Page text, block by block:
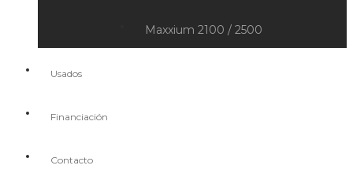
Maxxium 2100 / 2500
Usados
Financiación
Contacto